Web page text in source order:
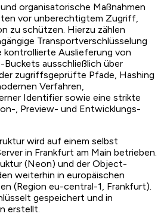
organisatorische Maßnahmen
vor unberechtigtem Zugriff,
zu schützen. Hierzu zählen
Transportverschlüsselung
kontrollierte Auslieferung von
Buckets ausschließlich über
zugriffsgeprüfte Pfade, Hashing
Verfahren,
Identifier sowie eine strikte
, Preview- und Entwicklungs-
wird auf einem selbst
in Frankfurt am Main betrieben.
(Neon) und der Object-
weiterhin in europäischen
(Region eu-central-1, Frankfurt).
gespeichert und in
erstellt.